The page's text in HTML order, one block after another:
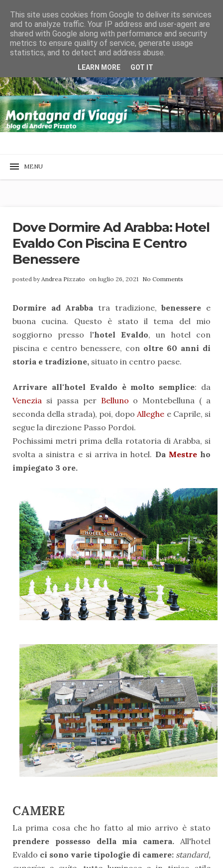
Dove Dormire Ad Arabba: Hotel
Evaldo Con Piscina E Centro
Benessere
posted by Andrea Pizzato on luglio 26, 2021 No Comments
Dormire ad Arabba tra tradizione,benessere e
buona cucina. Questo è stato il tema del mio
soggiorno presso l'hotel Evaldo, un hotel con
piscina e centro benessere, con oltre 60 anni di
storia e tradizione, situato in centro paese.
Arrivare all'hotel Evaldo è molto semplice: da
Venezia si passa per Belluno o Montebelluna ( a
seconda della strada), poi, dopo Alleghe e Caprile, si
segue la direzione Passo Pordoi.
Pochissimi metri prima della rotatoria di Arabba, si
svolta a sinistra e si arriva in hotel. Da Mestreho
impiegato 3 ore.
CAMERE
La prima cosa che ho fatto al mio arrivo è stato
prendere possesso della mia camera. All'hotel
Evaldo ci sono varie tipologie di camere: standard,
This site uses cookies from Google to deliver its services
and to analyze traffic. Your IP address and user-agent are
shared with Google along with performance and security
metrics to ensure quality of service, generate usage
statistics, and to detect and address abuse.
LEARN MORE GOT IT